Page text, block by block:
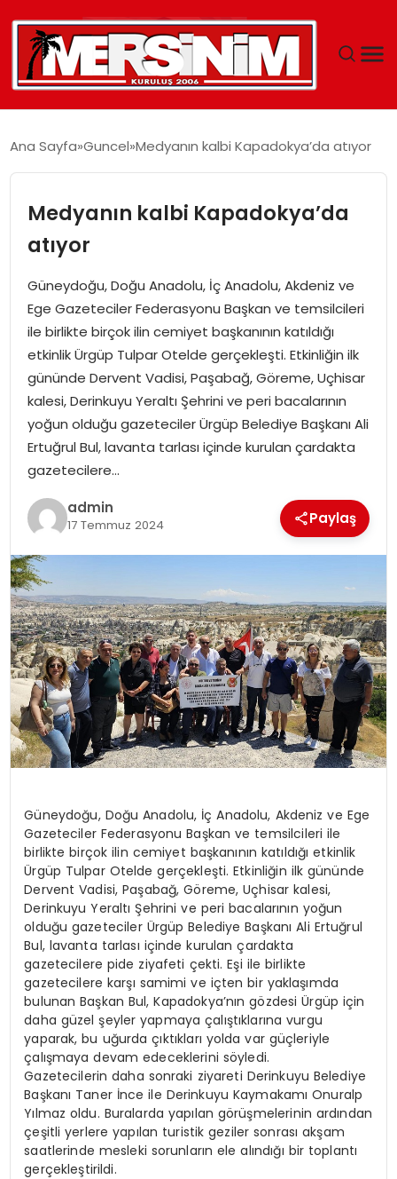
YAŞAM
GÜNCEL
EĞITIM
SPOR
EKONOMI
MAGAZIN
DÜNYA
Ana Sayfa Guncel Medyanın kalbi Kapadokya’da atıyor
Medyanın kalbi Kapadokya’da
atıyor
Güneydoğu, Doğu Anadolu, İç Anadolu, Akdeniz ve
Ege Gazeteciler Federasyonu Başkan ve temsilcileri
ile birlikte birçok ilin cemiyet başkanının katıldığı
etkinlik Ürgüp Tulpar Otelde gerçekleşti. Etkinliğin ilk
gününde Dervent Vadisi, Paşabağ, Göreme, Uçhisar
kalesi, Derinkuyu Yeraltı Şehrini ve peri bacalarının
yoğun olduğu gazeteciler Ürgüp Belediye Başkanı Ali
Ertuğrul Bul, lavanta tarlası içinde kurulan çardakta
gazetecilere…
admin
17 Temmuz 2024 Paylaş
Güneydoğu, Doğu Anadolu, İç Anadolu, Akdeniz ve Ege
Gazeteciler Federasyonu Başkan ve temsilcileri ile
birlikte birçok ilin cemiyet başkanının katıldığı etkinlik
Ürgüp Tulpar Otelde gerçekleşti. Etkinliğin ilk gününde
Dervent Vadisi, Paşabağ, Göreme, Uçhisar kalesi,
Derinkuyu Yeraltı Şehrini ve peri bacalarının yoğun
olduğu gazeteciler Ürgüp Belediye Başkanı Ali Ertuğrul
Bul, lavanta tarlası içinde kurulan çardakta
gazetecilere pide ziyafeti çekti. Eşi ile birlikte
gazetecilere karşı samimi ve içten bir yaklaşımda
bulunan Başkan Bul, Kapadokya’nın gözdesi Ürgüp için
daha güzel şeyler yapmaya çalıştıklarına vurgu
yaparak, bu uğurda çıktıkları yolda var güçleriyle
çalışmaya devam edeceklerini söyledi.
Gazetecilerin daha sonraki ziyareti Derinkuyu Belediye
Başkanı Taner İnce ile Derinkuyu Kaymakamı Onuralp
Yılmaz oldu. Buralarda yapılan görüşmelerinin ardından
çeşitli yerlere yapılan turistik geziler sonrası akşam
saatlerinde mesleki sorunların ele alındığı bir toplantı
gerçekleştirildi.